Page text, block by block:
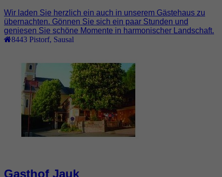
Wir laden Sie herzlich ein auch in unserem Gästehaus zu
übernachten. Gönnen Sie sich ein paar Stunden und
geniesen Sie schöne Momente in harmonischer Landschaft.
8443 Pistorf, Sausal
Gasthof Jauk